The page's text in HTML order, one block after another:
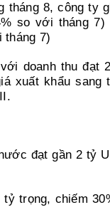
8, công ty
so với tháng
tháng 7)
doanh thu đạt
xuất khẩu
đạt gần 2 tỷ
trọng, chiếm